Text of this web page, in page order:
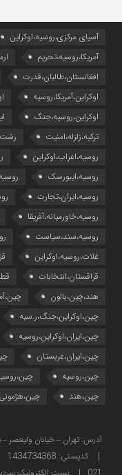
آسیای مرکزی،روسیه،اوکراین
آمریکا،روسیه،تحریم
افغانستان،طالبان،قدرت
اوکراین،آمریکا،روسیه
اوکراین،روسیه،جنگ
ترکیه،زلزله،امنیت
روسیه،اعراب،اوکراین
روسیه،ایبورسک
روسیه،ایران،تجارت
روسیه،خاورمیانه،آفریقا
روسیه،سند،سیاست
غلات،روسیه،اوکراین
قزاقستان،انتخابات
هند،چین،بالون
چین،اوکراین،جنگ،ر.سیه
چین،ایران،اوکراین،روسیه
چین،ایران،عربستان
چین،روسیه
چین،هند